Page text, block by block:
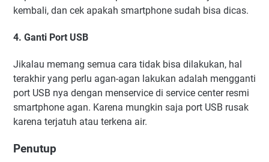
kembali, dan cek apakah smartphone sudah bisa dicas.
4. Ganti Port USB
Jikalau memang semua cara tidak bisa dilakukan, hal
terakhir yang perlu agan-agan lakukan adalah mengganti
port USB nya dengan menservice di service center resmi
smartphone agan. Karena mungkin saja port USB rusak
karena terjatuh atau terkena air.
Penutup